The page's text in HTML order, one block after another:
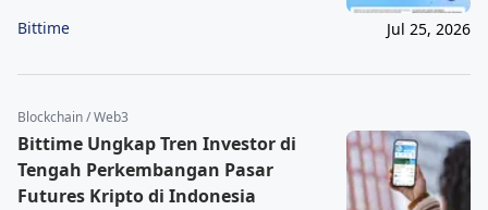
Bittime Jul 25, 2026
Blockchain / Web3
Bittime Ungkap Tren Investor di
Tengah Perkembangan Pasar
Futures Kripto di Indonesia